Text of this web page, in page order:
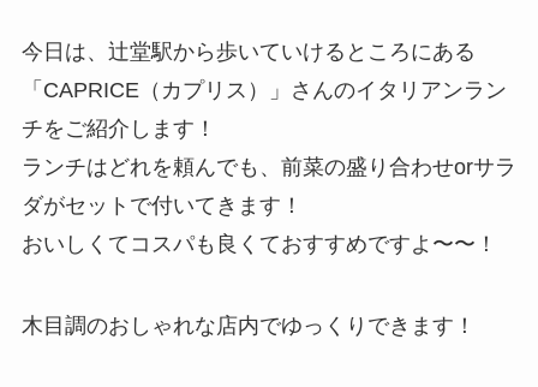
今日は、辻堂駅から歩いていけるところにある
「CAPRICE（カプリス）」さんのイタリアンラン
チをご紹介します！
ランチはどれを頼んでも、前菜の盛り合わせorサラ
ダがセットで付いてきます！
おいしくてコスパも良くておすすめですよ〜〜！
木目調のおしゃれな店内でゆっくりできます！